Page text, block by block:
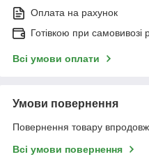
Оплата на рахунок
Готівкою при
Всі умови оплати
Умови повернення
Повернення товару
Всі умови повернення